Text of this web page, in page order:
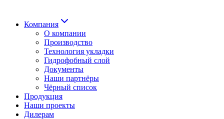
Компания
О компании
Производство
Технология укладки
Гидрофобный слой
Документы
Наши партнёры
Чёрный список
Продукция
Наши проекты
Дилерам